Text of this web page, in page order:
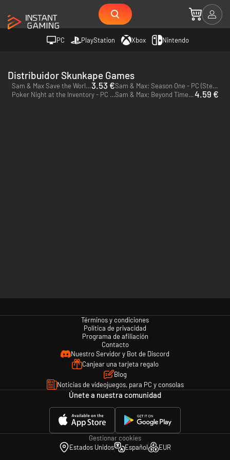
PC PlayStation Xbox Nintendo
Distribuidor Skunkape Games
Sam & Max Save the World - PC (Steam)3.53 €
Sam & Max: Season One - PC (Steam)
Poker Night at the Inventory - PC (Steam)
Sam & Max: Beyond Time and Space - PC (Steam)4.59 €
Términos y condiciones
Política de privacidad
Programa de afiliación
Contacto
Nuestro Servidor y Bot de Discord
Canjear una tarjeta regalo
Blog
Noticias de videojuegos, para PC y consolas
Únete a nuestra comunidad
Gestionar cookies
Estados Unidos
Español EUR